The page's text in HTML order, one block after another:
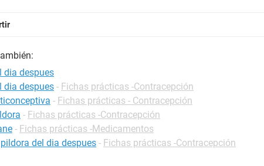
dia despues
dia despues - Fichas prácticas -Contracepción
- Fichas prácticas - Contracepción
- Fichas prácticas -Contracepción
- Fichas prácticas -Medicamentos
del dia despues - Fichas prácticas -Contracepción